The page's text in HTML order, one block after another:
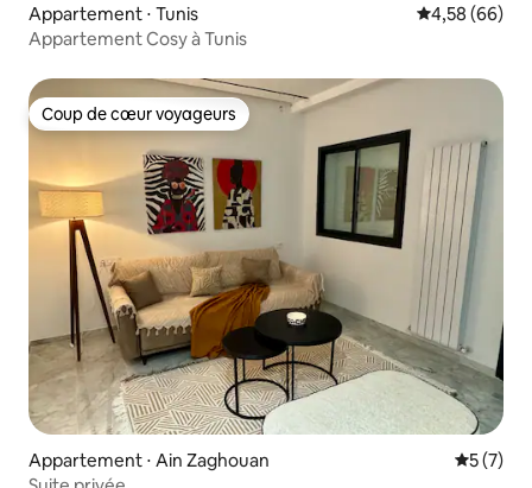
Appartement ⋅ Tunis Évaluation
4,58 (66)
Appartement Cosy à Tunis
Coup de cœur voyageurs
Coup de cœur voyageurs
Appartement ⋅ Ain Zaghouan
5 (7)